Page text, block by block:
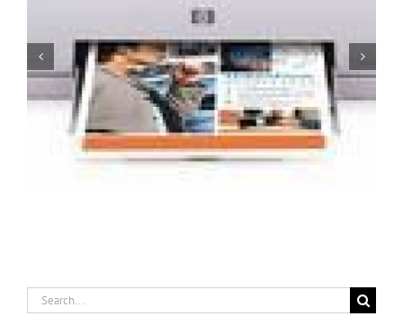
Serwis Hp 1018, Naprawa Hp 1018
Search
for: